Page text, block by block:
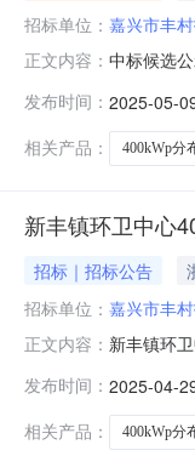
招标单位： 嘉兴市丰
正文内容： 中标候选
村投资开
一中标候
发布时间： 2025-05-
相关产品：
400kWp分
新丰镇环卫中心
招标｜招标公告
招标单位： 嘉兴市丰
正文内容： 新丰镇环
400kWp分
环卫中心
发布时间： 2025-04-
相关产品：
400kWp分